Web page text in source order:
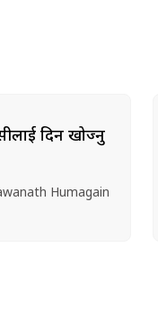
दिन खोज्नु
Humagain